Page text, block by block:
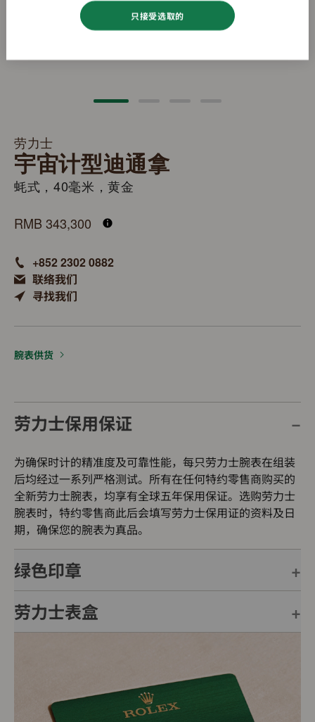
劳力士
宇宙计型迪通拿
蚝式，40毫米，黄金
RMB 343,300
+852 2302 0882
联络我们
寻找我们
腕表供货
劳力士保用保证
为确保时计的精准度及可靠性能，每只劳力士腕表在组装
后均经过一系列严格测试。所有在任何特约零售商购买的
全新劳力士腕表，均享有全球五年保用保证。选购劳力士
腕表时，特约零售商此后会填写劳力士保用证的资料及日
期，确保您的腕表为真品。
绿色印章
每只劳力士腕表均附有全球五年保用保证，并附上绿色印
章，此印章是超卓天文台精密时计的象征。此认证除了证
劳力士表盒
送礼之用亦非常合适，接收礼物者会感到愉悦非常。
只接受选取的